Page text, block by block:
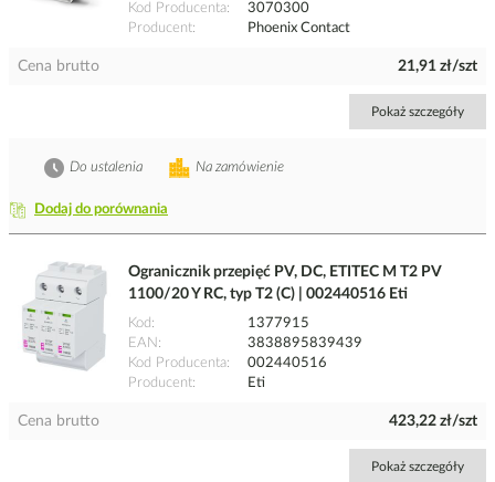
Kod Producenta
3070300
Producent
Phoenix Contact
Cena brutto 21,91 zł/szt
Pokaż szczegóły
Dodaj do porównania
Na zamówienie
Do ustalenia
Ogranicznik przepięć PV, DC, ETITEC M T2 PV
1100/20 Y RC, typ T2 (C) | 002440516 Eti
Kod
1377915
EAN
3838895839439
Kod Producenta
002440516
Producent
Eti
Cena brutto 423,22 zł/szt
Pokaż szczegóły